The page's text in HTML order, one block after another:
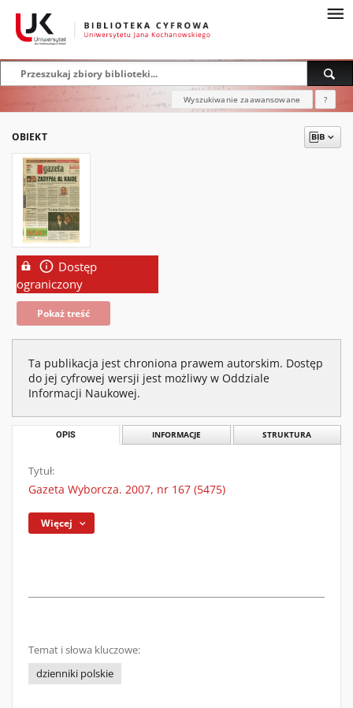
Wyszukiwanie zaawansowane ?
OBIEKT
Dostęp
ograniczony
Pokaż treść
Ta publikacja jest chroniona prawem autorskim. Dostęp
do jej cyfrowej wersji jest możliwy w Oddziale
Informacji Naukowej.
OPIS INFORMACJE STRUKTURA
Tytuł:
Gazeta Wyborcza. 2007, nr 167 (5475)
Więcej
Temat i słowa kluczowe:
dzienniki polskie